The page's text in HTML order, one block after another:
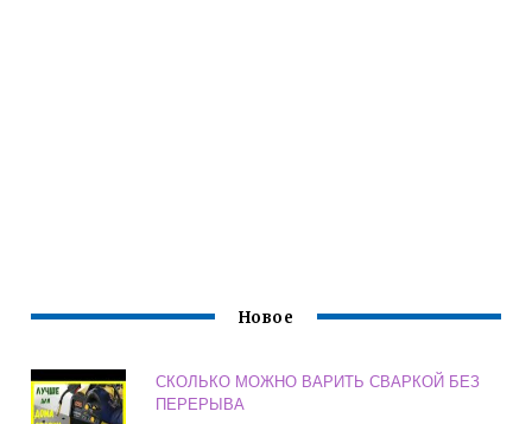
Новое
СКОЛЬКО МОЖНО ВАРИТЬ СВАРКОЙ БЕЗ
ПЕРЕРЫВА